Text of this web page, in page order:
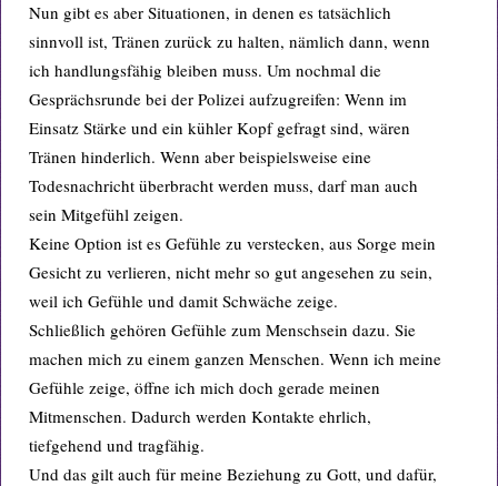
Nun gibt es aber Situationen, in denen es tatsächlich
sinnvoll ist, Tränen zurück zu halten, nämlich dann, wenn
ich handlungsfähig bleiben muss. Um nochmal die
Gesprächsrunde bei der Polizei aufzugreifen: Wenn im
Einsatz Stärke und ein kühler Kopf gefragt sind, wären
Tränen hinderlich. Wenn aber beispielsweise eine
Todesnachricht überbracht werden muss, darf man auch
sein Mitgefühl zeigen.
Keine Option ist es Gefühle zu verstecken, aus Sorge mein
Gesicht zu verlieren, nicht mehr so gut angesehen zu sein,
weil ich Gefühle und damit Schwäche zeige.
Schließlich gehören Gefühle zum Menschsein dazu. Sie
machen mich zu einem ganzen Menschen. Wenn ich meine
Gefühle zeige, öffne ich mich doch gerade meinen
Mitmenschen. Dadurch werden Kontakte ehrlich,
tiefgehend und tragfähig.
Und das gilt auch für meine Beziehung zu Gott, und dafür,